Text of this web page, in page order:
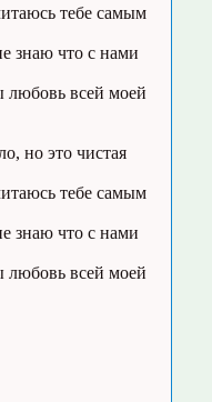
тебе самым
знаю что с нами
любовь всей моей
но это чистая
тебе самым
знаю что с нами
любовь всей моей